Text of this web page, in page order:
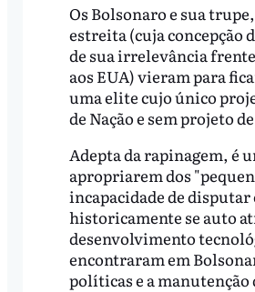
Os Bolsonaro e sua
estreita (cuja concepção
de sua irrelevância
aos EUA) vieram para
uma elite cujo único
de Nação e sem projeto
Adepta da rapinagem, é
apropriarem dos
incapacidade de
historicamente se auto
desenvolvimento
encontraram em
políticas e a manutenção